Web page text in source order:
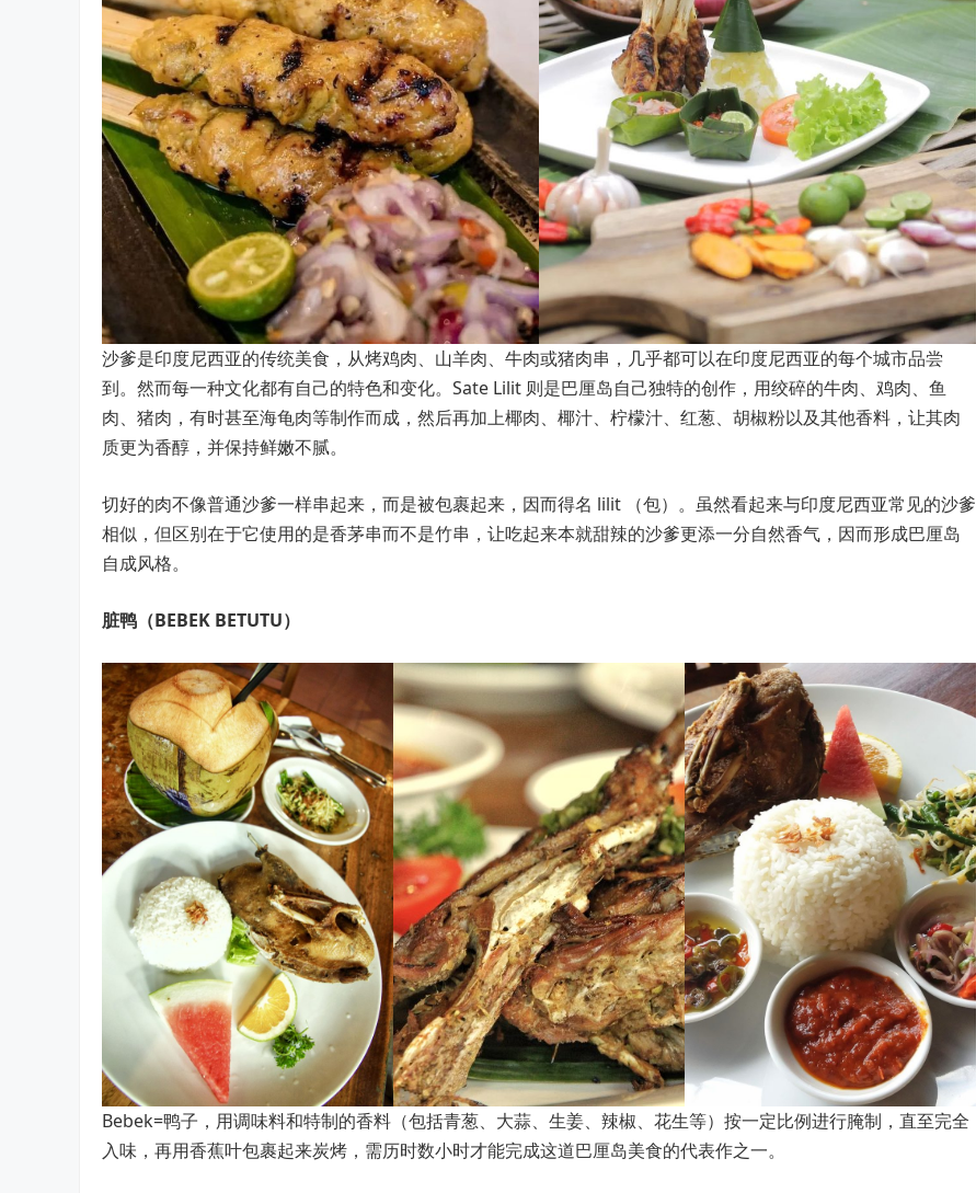
沙爹是印度尼西亚的传统美食，从烤鸡肉、山羊肉、牛肉或猪肉串，几乎都可以在印度尼西亚的每个城市品尝
到。然而每一种文化都有自己的特色和变化。Sate Lilit 则是巴厘岛自己独特的创作，用绞碎的牛肉、鸡肉、鱼
肉、猪肉，有时甚至海龟肉等制作而成，然后再加上椰肉、椰汁、柠檬汁、红葱、胡椒粉以及其他香料，让其肉
质更为香醇，并保持鲜嫩不腻。
切好的肉不像普通沙爹一样串起来，而是被包裹起来，因而得名 lilit （包）。虽然看起来与印度尼西亚常见的沙爹
相似，但区别在于它使用的是香茅串而不是竹串，让吃起来本就甜辣的沙爹更添一分自然香气，因而形成巴厘岛
自成风格。
脏鸭（BEBEK BETUTU）
Bebek=鸭子，用调味料和特制的香料（包括青葱、大蒜、生姜、辣椒、花生等）按一定比例进行腌制，直至完全
入味，再用香蕉叶包裹起来炭烤，需历时数小时才能完成这道巴厘岛美食的代表作之一。